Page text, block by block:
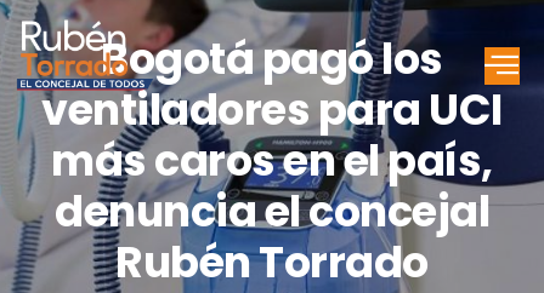
Bogotá pagó los
ventiladores para UCI
más caros en el país,
denuncia el concejal
Rubén Torrado